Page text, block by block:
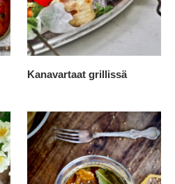
Kanavartaat grillissä